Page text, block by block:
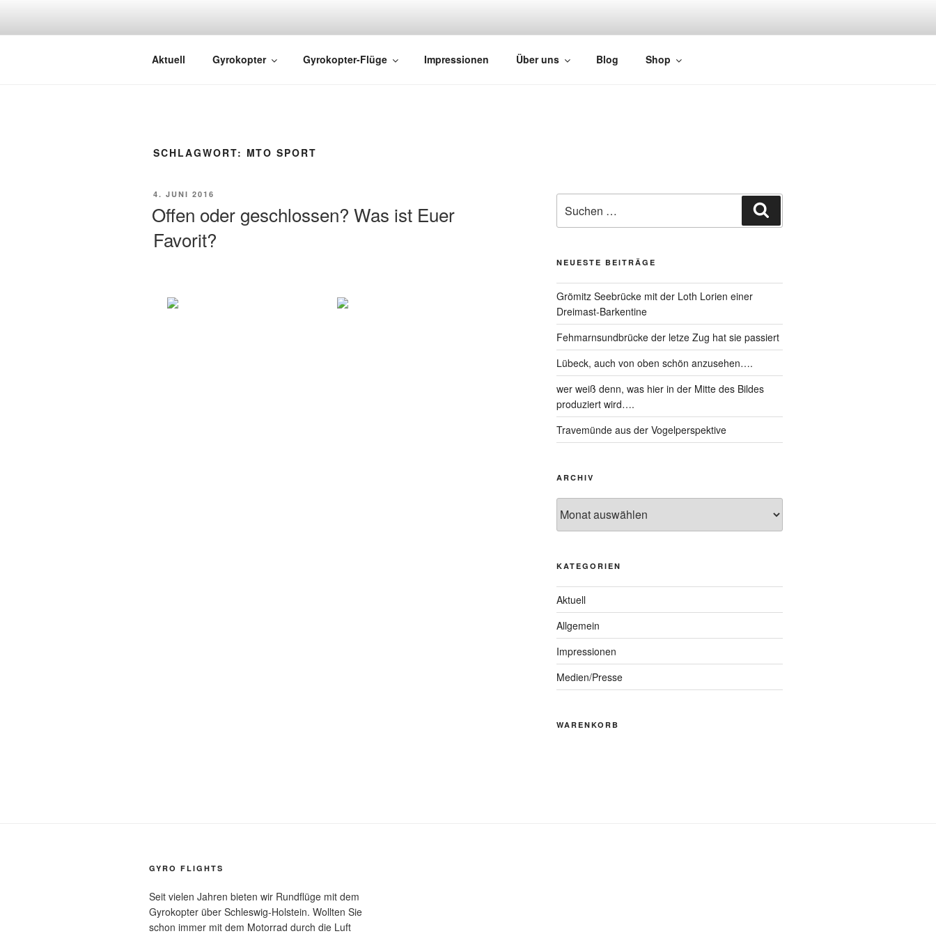
GYRO FLIGHTS
Rundflüge mit dem Gyrocopter
Aktuell Gyrokopter Gyrokopter-Flüge Impressionen Über uns Blog Shop
SCHLAGWORT: MTO SPORT
4. JUNI 2016
Offen oder geschlossen? Was ist Euer
Favorit?
NEUESTE BEITRÄGE
Grömitz Seebrücke mit der Loth Lorien einer
Dreimast-Barkentine
Fehmarnsundbrücke der letze Zug hat sie passiert
Lübeck, auch von oben schön anzusehen….
wer weiß denn, was hier in der Mitte des Bildes
produziert wird….
Travemünde aus der Vogelperspektive
ARCHIV
KATEGORIEN
Aktuell
Allgemein
Impressionen
Medien/Presse
WARENKORB
GYRO FLIGHTS
Seit vielen Jahren bieten wir Rundflüge mit dem
Gyrokopter über Schleswig-Holstein. Wollten Sie
schon immer mit dem Motorrad durch die Luft